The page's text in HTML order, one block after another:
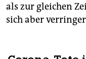
als zur gleichen
sich aber